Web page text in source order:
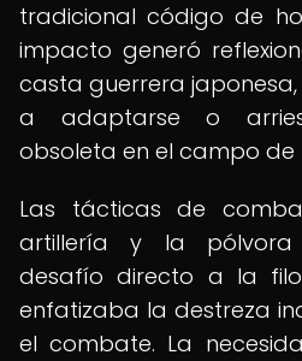
tradicional código de
impacto generó
casta guerrera
a adaptarse o
obsoleta en el campo
Las tácticas de
artillería y la pólvora
desafío directo a la
enfatizaba la destreza
el combate. La